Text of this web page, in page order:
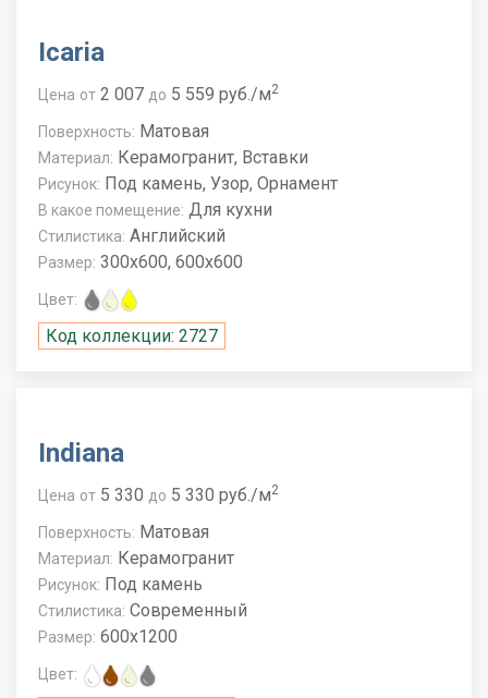
Icaria
Цена от 2 007 до 5 559 руб./м2
Поверхность: Матовая
Материал: Керамогранит, Вставки
Рисунок: Под камень, Узор, Орнамент
В какое помещение: Для кухни
Стилистика: Английский
Размер: 300x600, 600x600
Цвет:
Код коллекции: 2727
Indiana
Цена от 5 330 до 5 330 руб./м2
Поверхность: Матовая
Материал: Керамогранит
Рисунок: Под камень
Стилистика: Современный
Размер: 600x1200
Цвет: